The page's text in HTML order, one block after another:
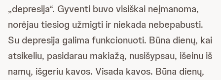
„depresija“. Gyventi buvo visiškai neįmanoma,
norėjau tiesiog užmigti ir niekada nebepabusti.
Su depresija galima funkcionuoti. Būna dienų, kai
atsikeliu, pasidarau makiažą, nusišypsau, išeinu iš
namų, išgeriu kavos. Visada kavos. Būna dienų,